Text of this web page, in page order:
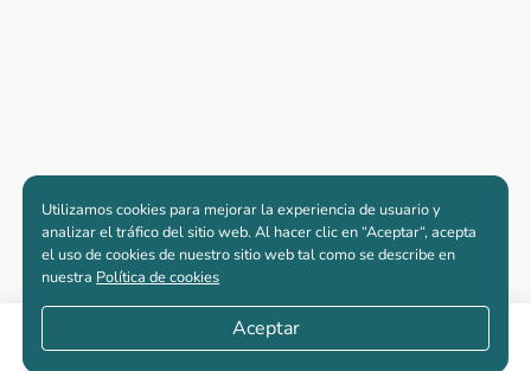
Compartir
Apartamentos nuevos
Utilizamos cookies para mejorar la experiencia de usuario y
analizar el tráfico del sitio web. Al hacer clic en “Aceptar“, acepta
el uso de cookies de nuestro sitio web tal como se describe en
nuestra Política de cookies
Aceptar